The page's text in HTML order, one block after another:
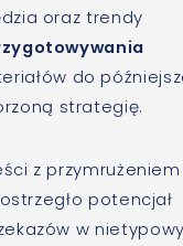
oraz trendy
do
strategię.
z przymrużeniem
potencjał
w